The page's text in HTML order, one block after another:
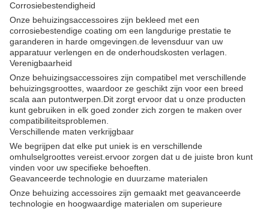
Corrosiebestendigheid
Onze behuizingsaccessoires zijn bekleed met een
corrosiebestendige coating om een langdurige prestatie te
garanderen in harde omgevingen.de levensduur van uw
apparatuur verlengen en de onderhoudskosten verlagen.
Verenigbaarheid
Onze behuizingsaccessoires zijn compatibel met verschillende
behuizingsgroottes, waardoor ze geschikt zijn voor een breed
scala aan putontwerpen.Dit zorgt ervoor dat u onze producten
kunt gebruiken in elk goed zonder zich zorgen te maken over
compatibiliteitsproblemen.
Verschillende maten verkrijgbaar
We begrijpen dat elke put uniek is en verschillende
omhulselgroottes vereist.ervoor zorgen dat u de juiste bron kunt
vinden voor uw specifieke behoeften.
Geavanceerde technologie en duurzame materialen
Onze behuizing accessoires zijn gemaakt met geavanceerde
technologie en hoogwaardige materialen om superieure